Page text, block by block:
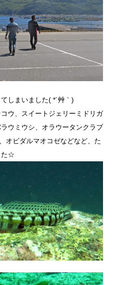
しまいました( *´艸｀)
ウ、スイートジェリーミドリガ
ウミウシ、オラウータンクラブ
オビダルマオコゼなどなど、た
た☆